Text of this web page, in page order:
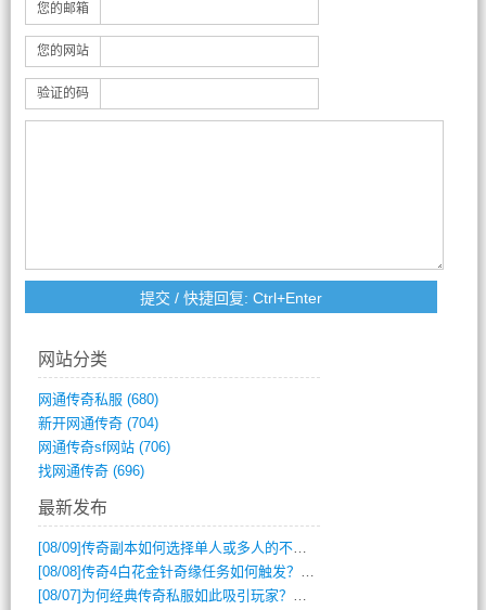
您的邮箱
您的网站
验证的码
网站分类
网通传奇私服 (680)
新开网通传奇(704)
网通传奇sf网站(706)
找网通传奇(696)
最新发布
[08/09]传奇副本如何选择单人或多人的不同模式？
[08/08]传奇4白花金针奇缘任务如何触发？完整攻略解析
[08/07] 为何经典传奇私服如此吸引玩家？深度攻略解析